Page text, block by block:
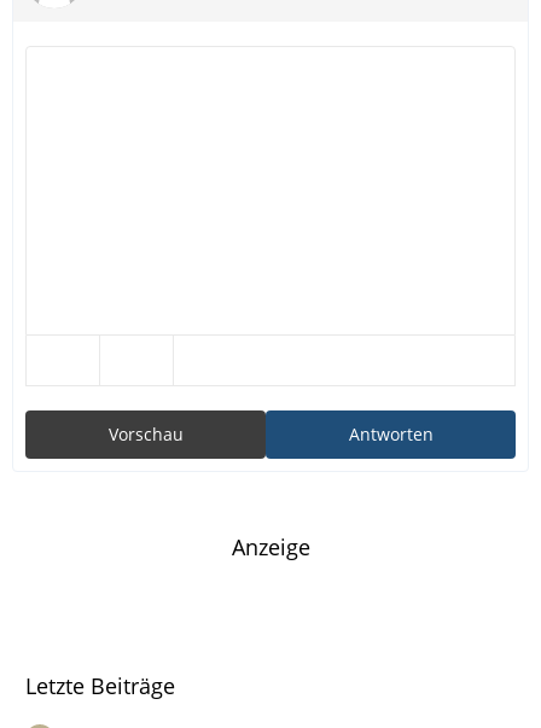
Antworten
Vorschau
Anzeige
Letzte Beiträge